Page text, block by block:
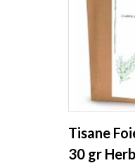
Tisane
30 gr